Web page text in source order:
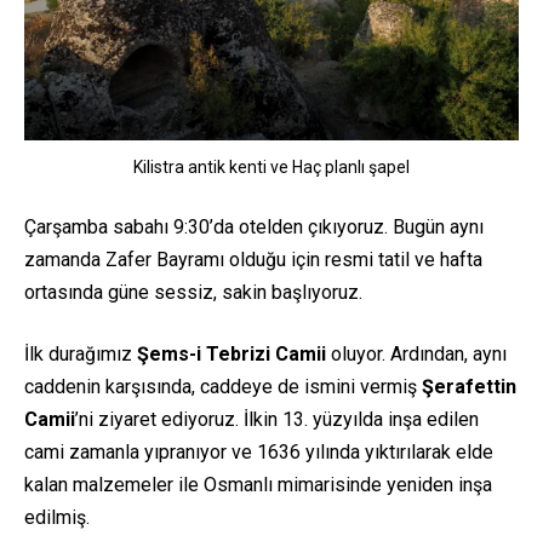
Kilistra antik kenti ve Haç planlı şapel
Çarşamba sabahı 9:30’da otelden çıkıyoruz. Bugün aynı
zamanda Zafer Bayramı olduğu için resmi tatil ve hafta
ortasında güne sessiz, sakin başlıyoruz.
İlk durağımız Şems-i Tebrizi Camii oluyor. Ardından, aynı
caddenin karşısında, caddeye de ismini vermiş Şerafettin
Camii’ni ziyaret ediyoruz. İlkin 13. yüzyılda inşa edilen
cami zamanla yıpranıyor ve 1636 yılında yıktırılarak elde
kalan malzemeler ile Osmanlı mimarisinde yeniden inşa
edilmiş.